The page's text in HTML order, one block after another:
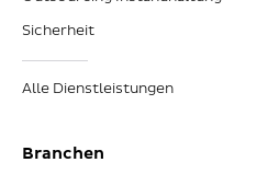
Sicherheit
Alle Dienstleistungen
Branchen